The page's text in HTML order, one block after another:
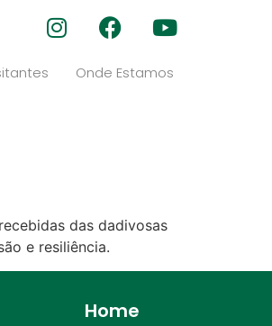
Onde Estamos
das dadivosas
e resiliência.
Home